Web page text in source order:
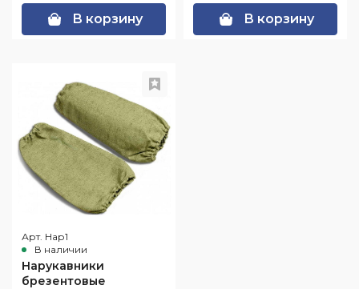
В корзину В корзину
Арт. Нар1
В наличии
Нарукавники
брезентовые